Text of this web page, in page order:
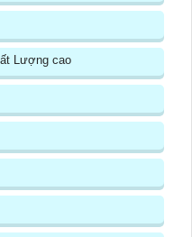
Lượng cao